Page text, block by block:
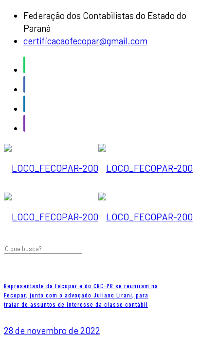
Federação dos Contabilistas do Estado do
Paraná
certificacaofecopar@gmail.com
Representante da Fecopar e do CRC-PR se reuniram na
Fecopar, junto com o advogado Juliano Lirani, para
tratar de assuntos de interesse da classe contábil
28 de novembro de 2022